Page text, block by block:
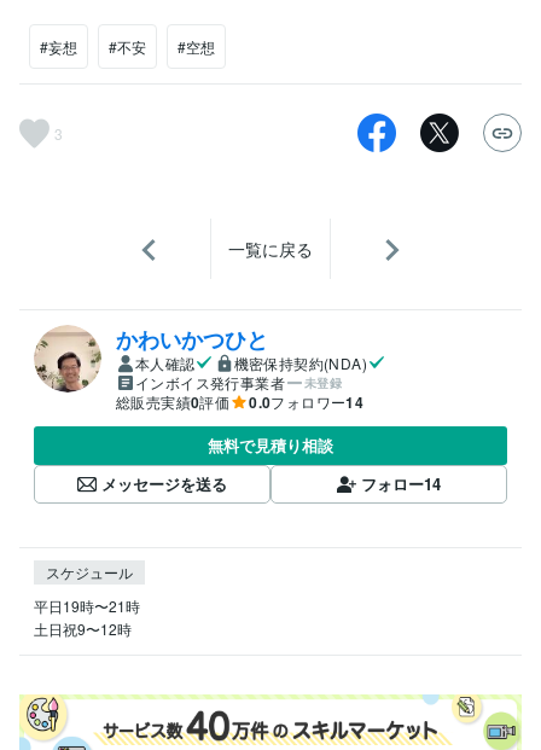
#妄想 #不安 #空想
3
一覧に戻る
かわいかつひと
本人確認
機密保持契約(NDA)
インボイス発行事業者
未登録
総販売実績0評価 0.0フォロワー14
無料で見積り相談
メッセージを送る
フォロー14
スケジュール
平日19時〜21時
土日祝9〜12時